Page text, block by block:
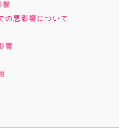
響
の悪影響について
響